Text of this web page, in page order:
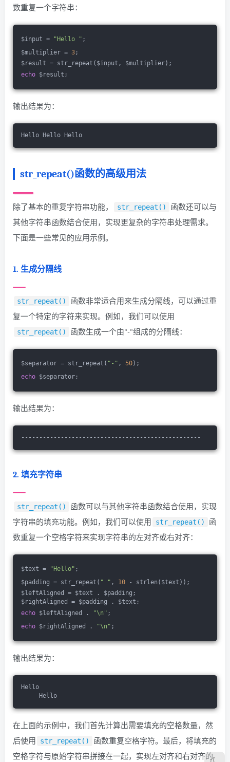
数重复一个字符串：
$input = "Hello " ;
$multiplier = 3 ;
$result = str_repeat($input, $multiplier);
echo $result;
输出结果为：
Hello Hello Hello
str_repeat()函数的高级用法
除了基本的重复字符串功能， str_repeat()
函数还可以与
其他字符串函数结合使用，实现更复杂的字符串处理需求。
下面是一些常见的应用示例。
1. 生成分隔线
str_repeat()
函数非常适合用来生成分隔线，可以通过重
复一个特定的字符来实现。例如，我们可以使用
str_repeat() 函数生成一个由"-"组成的分隔线：
$separator = str_repeat( "-" , 50);
echo $separator;
输出结果为：
--------------------------------------------------
2. 填充字符串
str_repeat()
函数可以与其他字符串函数结合使用，实现
字符串的填充功能。例如，我们可以使用
str_repeat()
函
数重复一个空格字符来实现字符串的左对齐或右对齐：
$text = "Hello" ;
$padding = str_repeat( " " , 10 - strlen($text));
$leftAligned = $text . $padding;
$rightAligned = $padding . $text;
echo $leftAligned . "\n" ;
echo $rightAligned . "\n" ;
输出结果为：
Hello
Hello
在上面的示例中，我们首先计算出需要填充的空格数量，然
后使用
str_repeat()
函数重复空格字符。最后，将填充的
空格字符与原始字符串拼接在一起，实现左对齐和右对齐的